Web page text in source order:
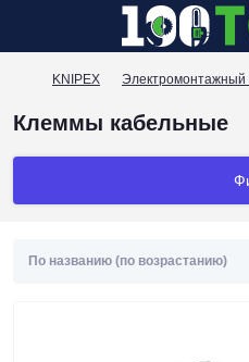
KNIPEX Электромонтажный
Клеммы кабельные